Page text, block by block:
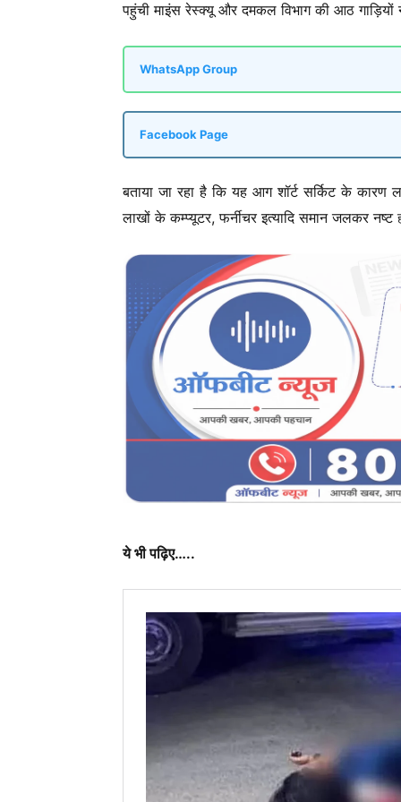
पहुंची माइंस रेस्क्यू और दमकल विभाग की आठ
WhatsApp Group
Facebook Page
बताया जा रहा है कि यह आग शॉर्ट सर्किट के कारण
लाखों के कम्प्यूटर, फर्नीचर इत्यादि समान जलकर नष्ट
ये भी पढ़िए…..